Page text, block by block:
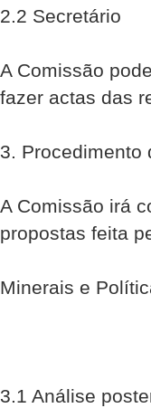
2.2 Secretário
A Comissão
fazer actas das
3. Procedimento
A Comissão irá
propostas feita
Minerais e
3.1 Análise